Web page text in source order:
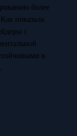
более
показала
с
в